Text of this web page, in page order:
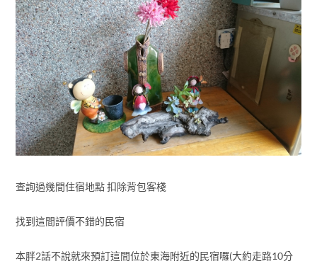
查詢過幾間住宿地點 扣除背包客棧
找到這間評價不錯的民宿
本胖2話不說就來預訂這間位於東海附近的民宿囉(大約走路10分